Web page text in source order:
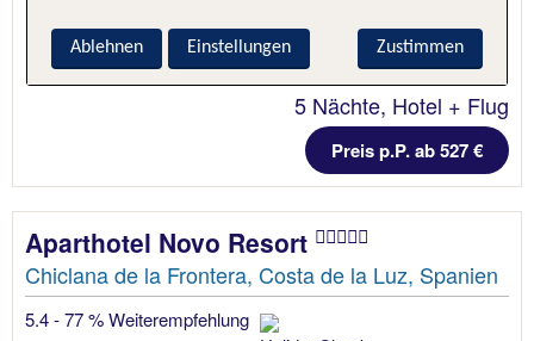
5 Nächte, Hotel + Flug
Preis p.P. ab 527 €
Aparthotel Novo Resort
Chiclana de la Frontera, Costa de la Luz, Spanien
5.4 - 77 % Weiterempfehlung
Zustimmen
Ablehnen Einstellungen